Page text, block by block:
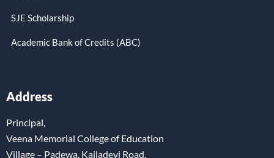
SJE Scholarship
Academic Bank of Credits (ABC)
Address
Principal,
Veena Memorial College of Education
Village – Padewa, Kailadevi Road,